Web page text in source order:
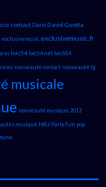
contact Dario David Guetta
exclusivemusic exclusivemusic.fr
loic54 loic54.net loicb54
news nouveauté contact nouveauté fg
musicale
nouveauté musique 2012
musique NRJ Party Fun pop